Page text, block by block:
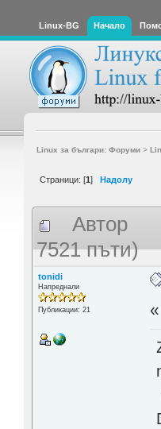
Linux-BG Начало
Linux за българи: Форуми>
Страници: [1] Надолу
Автор
7521 пъти)
tonidi
Напреднали
Публикации: 21